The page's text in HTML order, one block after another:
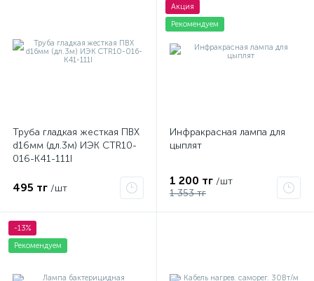
Труба гладкая жесткая ПВХ
d16мм (дл.3м) ИЭК CTR10-
016-K41-111I
495 тг /шт
Акция
Рекомендуем
Инфракрасная лампа для
цыплят
1 200 тг /шт
1 353 тг
-13%
Рекомендуем